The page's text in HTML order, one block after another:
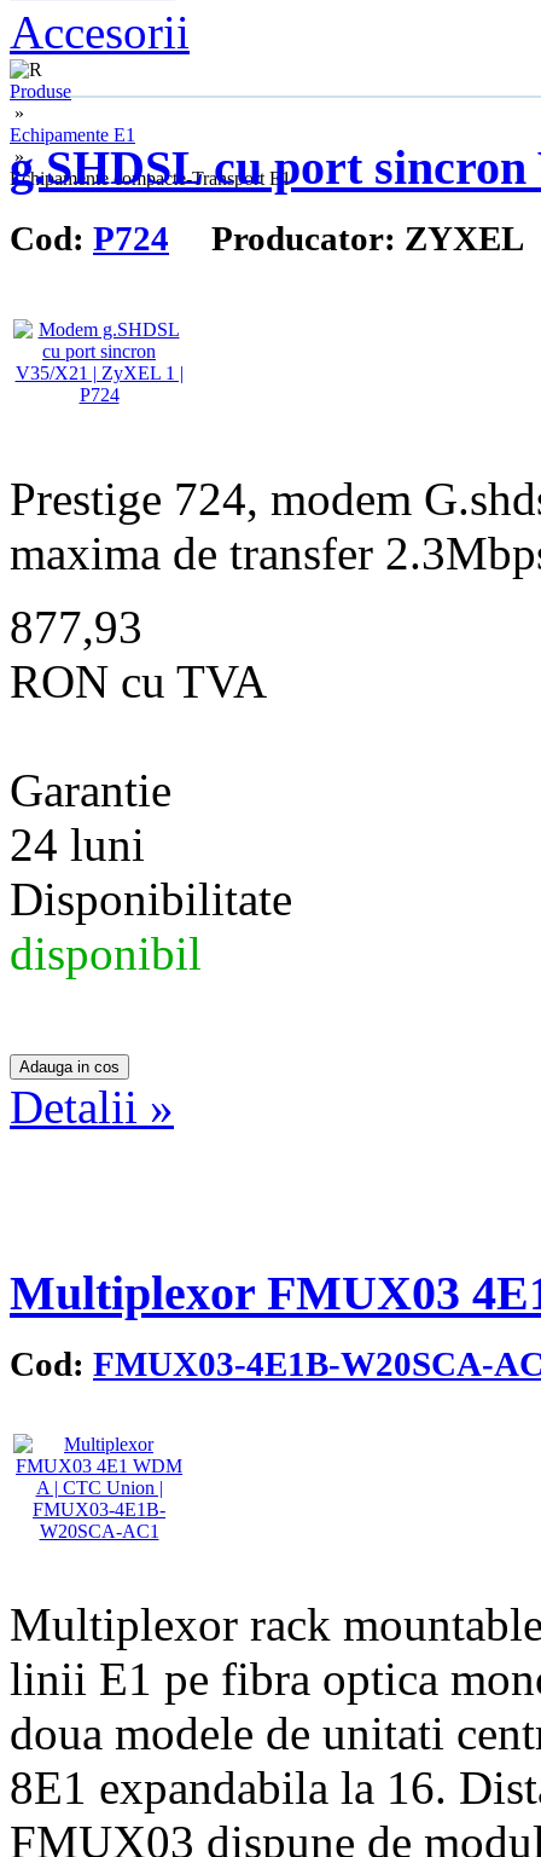
Accesorii
Produse
»
Echipamente E1
»
Echipamente compacte-Transport E1
g.SHDSL cu port sincron
Cod: P724 Producator: ZYXEL
Prestige 724, modem
maxima de transfer
877,93
RON cu TVA
Garantie
24 luni
Disponibilitate
disponibil
Detalii »
Multiplexor FMUX03
Cod: FMUX03-4E1B-W20SCA-
Multiplexor rack
linii E1 pe fibra optica
doua modele de unitati
8E1 expandabila la 16.
FMUX03 dispune de